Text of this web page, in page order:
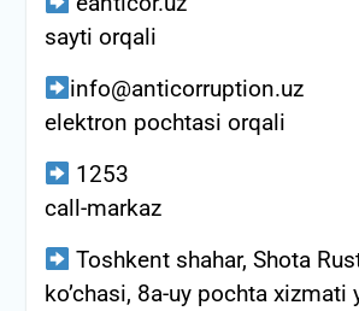
sayti orqali
info@anticorruption.uz
elektron pochtasi orqali
1253
call-markaz
Toshkent shahar, Shota
ko’chasi, 8a-uy pochta xizmati